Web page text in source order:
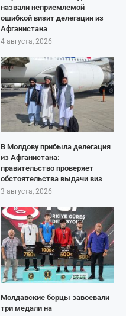
назвали неприемлемой
ошибкой визит делегации из
Афганистана
4 августа, 2026
В Молдову прибыла делегация
из Афганистана:
правительство проверяет
обстоятельства выдачи виз
3 августа, 2026
Молдавские борцы завоевали
три медали на